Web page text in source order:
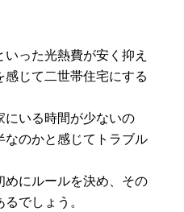
った光熱費が安く抑え
感じて二世帯住宅にする
にいる時間が少ないの
なのかと感じてトラブル
めにルールを決め、その
でしょう。